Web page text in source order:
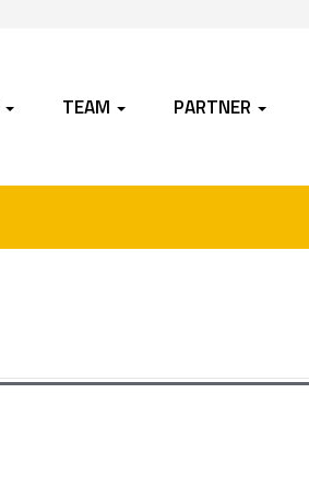
TEAM PARTNER